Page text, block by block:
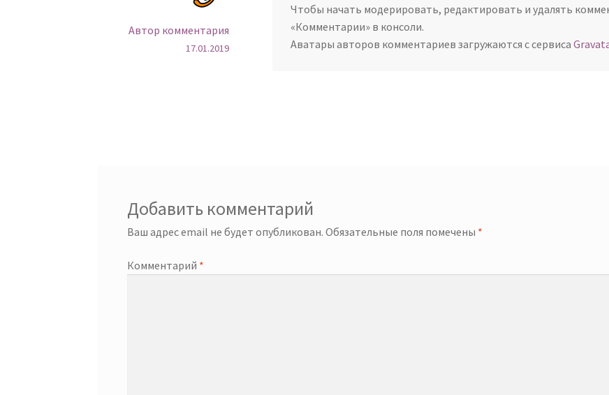
Автор комментария
17.01.2019
Чтобы начать модерировать, редактировать и удалять
«Комментарии» в консоли.
Аватары авторов комментариев загружаются с сервиса
Добавить комментарий
Ваш адрес email не будет опубликован. Обязательные поля помечены *
Комментарий *